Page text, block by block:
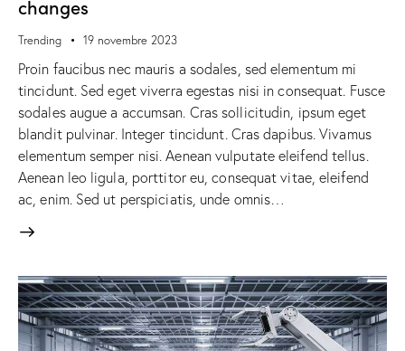
changes
Trending 19 novembre 2023
Proin faucibus nec mauris a sodales, sed elementum mi
tincidunt. Sed eget viverra egestas nisi in consequat. Fusce
sodales augue a accumsan. Cras sollicitudin, ipsum eget
blandit pulvinar. Integer tincidunt. Cras dapibus. Vivamus
elementum semper nisi. Aenean vulputate eleifend tellus.
Aenean leo ligula, porttitor eu, consequat vitae, eleifend
ac, enim. Sed ut perspiciatis, unde omnis…